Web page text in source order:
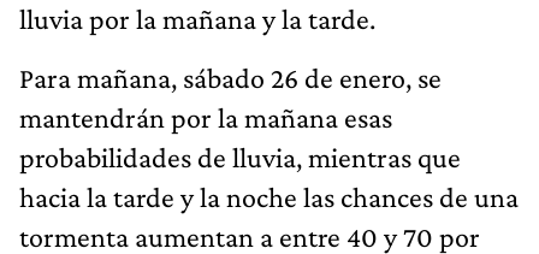
lluvia por la mañana y la tarde.
Para mañana, sábado 26 de enero, se
mantendrán por la mañana esas
probabilidades de lluvia, mientras que
hacia la tarde y la noche las chances de una
tormenta aumentan a entre 40 y 70 por